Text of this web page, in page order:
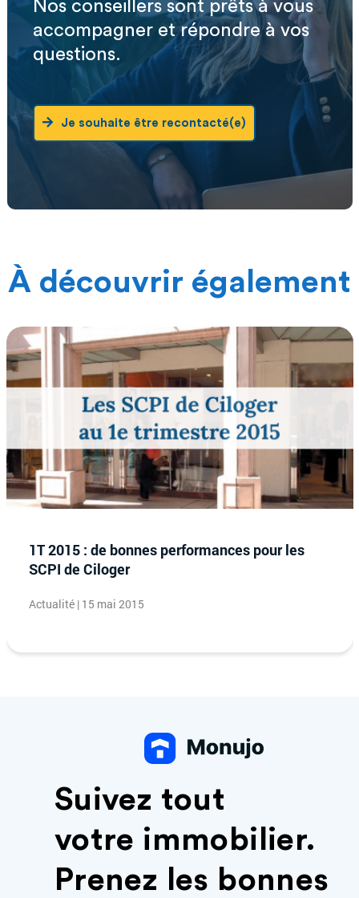
Nos conseillers sont prêts à vous
accompagner et répondre à vos
questions.
Je souhaite être recontacté(e)
À découvrir également
1T 2015 : de bonnes performances pour les
SCPI de Ciloger
Actualité | 15 mai 2015
Suivez tout
votre immobilier.
Prenez les bonnes